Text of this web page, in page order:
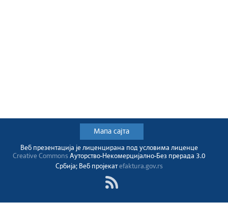
Мапа сајта
Веб презентација jе лиценциранa под условима лиценце
Creative CommonsАуторство-Некомерцијално-Без прерада 3.0
Србија; Веб пројекатefaktura.gov.rs